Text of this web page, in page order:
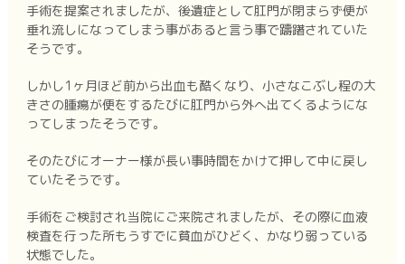
手術を提案されましたが、後遺症として肛門が閉まらず便が
垂れ流しになってしまう事があると言う事で躊躇されていた
そうです。
しかし1ヶ月ほど前から出血も酷くなり、小さなこぶし程の大
きさの腫瘍が便をするたびに肛門から外へ出てくるようにな
ってしまったそうです。
そのたびにオーナー様が長い事時間をかけて押して中に戻し
ていたそうです。
手術をご検討され当院にご来院されましたが、その際に血液
検査を行った所もうすでに貧血がひどく、かなり弱っている
状態でした。